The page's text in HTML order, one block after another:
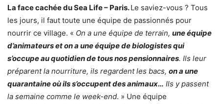
La face cachée du Sea Life – Paris.Le saviez-vous ? Tous
les jours, il faut toute une équipe de passionnés pour
nourrir ce village. « On a une équipe de terrain, une équipe
d’animateurs et on a une équipe de biologistes qui
s’occupe au quotidien de tous nos pensionnaires. Ils leur
préparent la nourriture, ils regardent les bacs, on a une
quarantaine où ils s’occupent des animaux… Ils y passent
la semaine comme le week-end. » Une équipe